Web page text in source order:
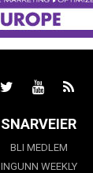
SNARVEIER
BLI MEDLEM
INGUNN WEEKLY